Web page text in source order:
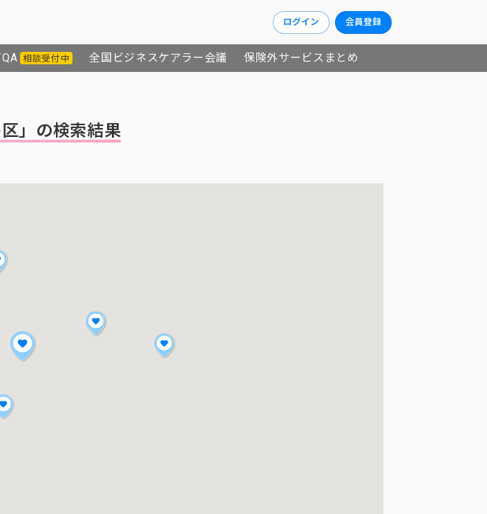
ログイン 会員登録
相談受付中 全国ビジネスケアラー会議 保険外サービスまとめ
区」の検索結果